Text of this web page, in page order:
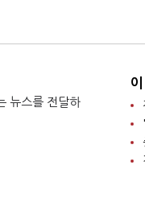
뉴스를 전달하